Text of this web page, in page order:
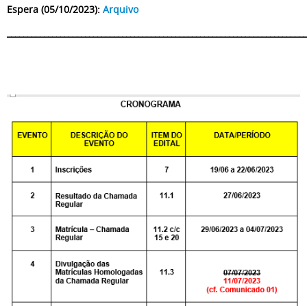
Espera (05/10/2023): Arquivo